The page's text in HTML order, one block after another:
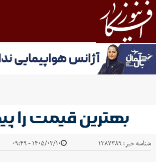
شناسه خبر:۱۳۸۷۳۸۹ ۱۴۰۵/۰۳/۱۰ - ۰۹:۴۹